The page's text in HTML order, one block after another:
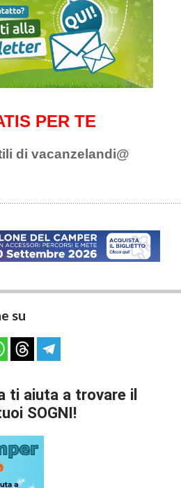
PER TE
di vacanzelandi@
su
ti aiuta a trovare il
SOGNI!